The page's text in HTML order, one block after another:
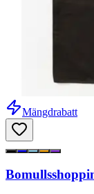
Mängdrabatt